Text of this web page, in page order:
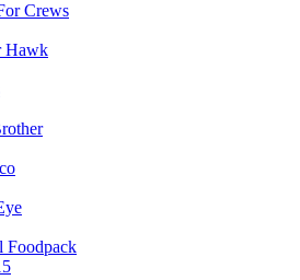
Crews
Hawk
Foodpack